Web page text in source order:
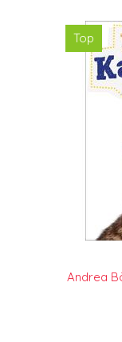
Top
Andrea